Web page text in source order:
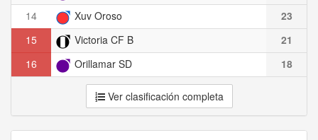
14
Xuv Oroso
23
15
Victoria CF B
21
16
Orillamar SD 18
Ver clasificación completa